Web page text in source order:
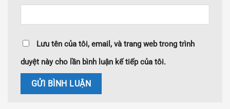
Lưu tên của tôi, email, và trang web trong trình
duyệt này cho lần bình luận kế tiếp của tôi.